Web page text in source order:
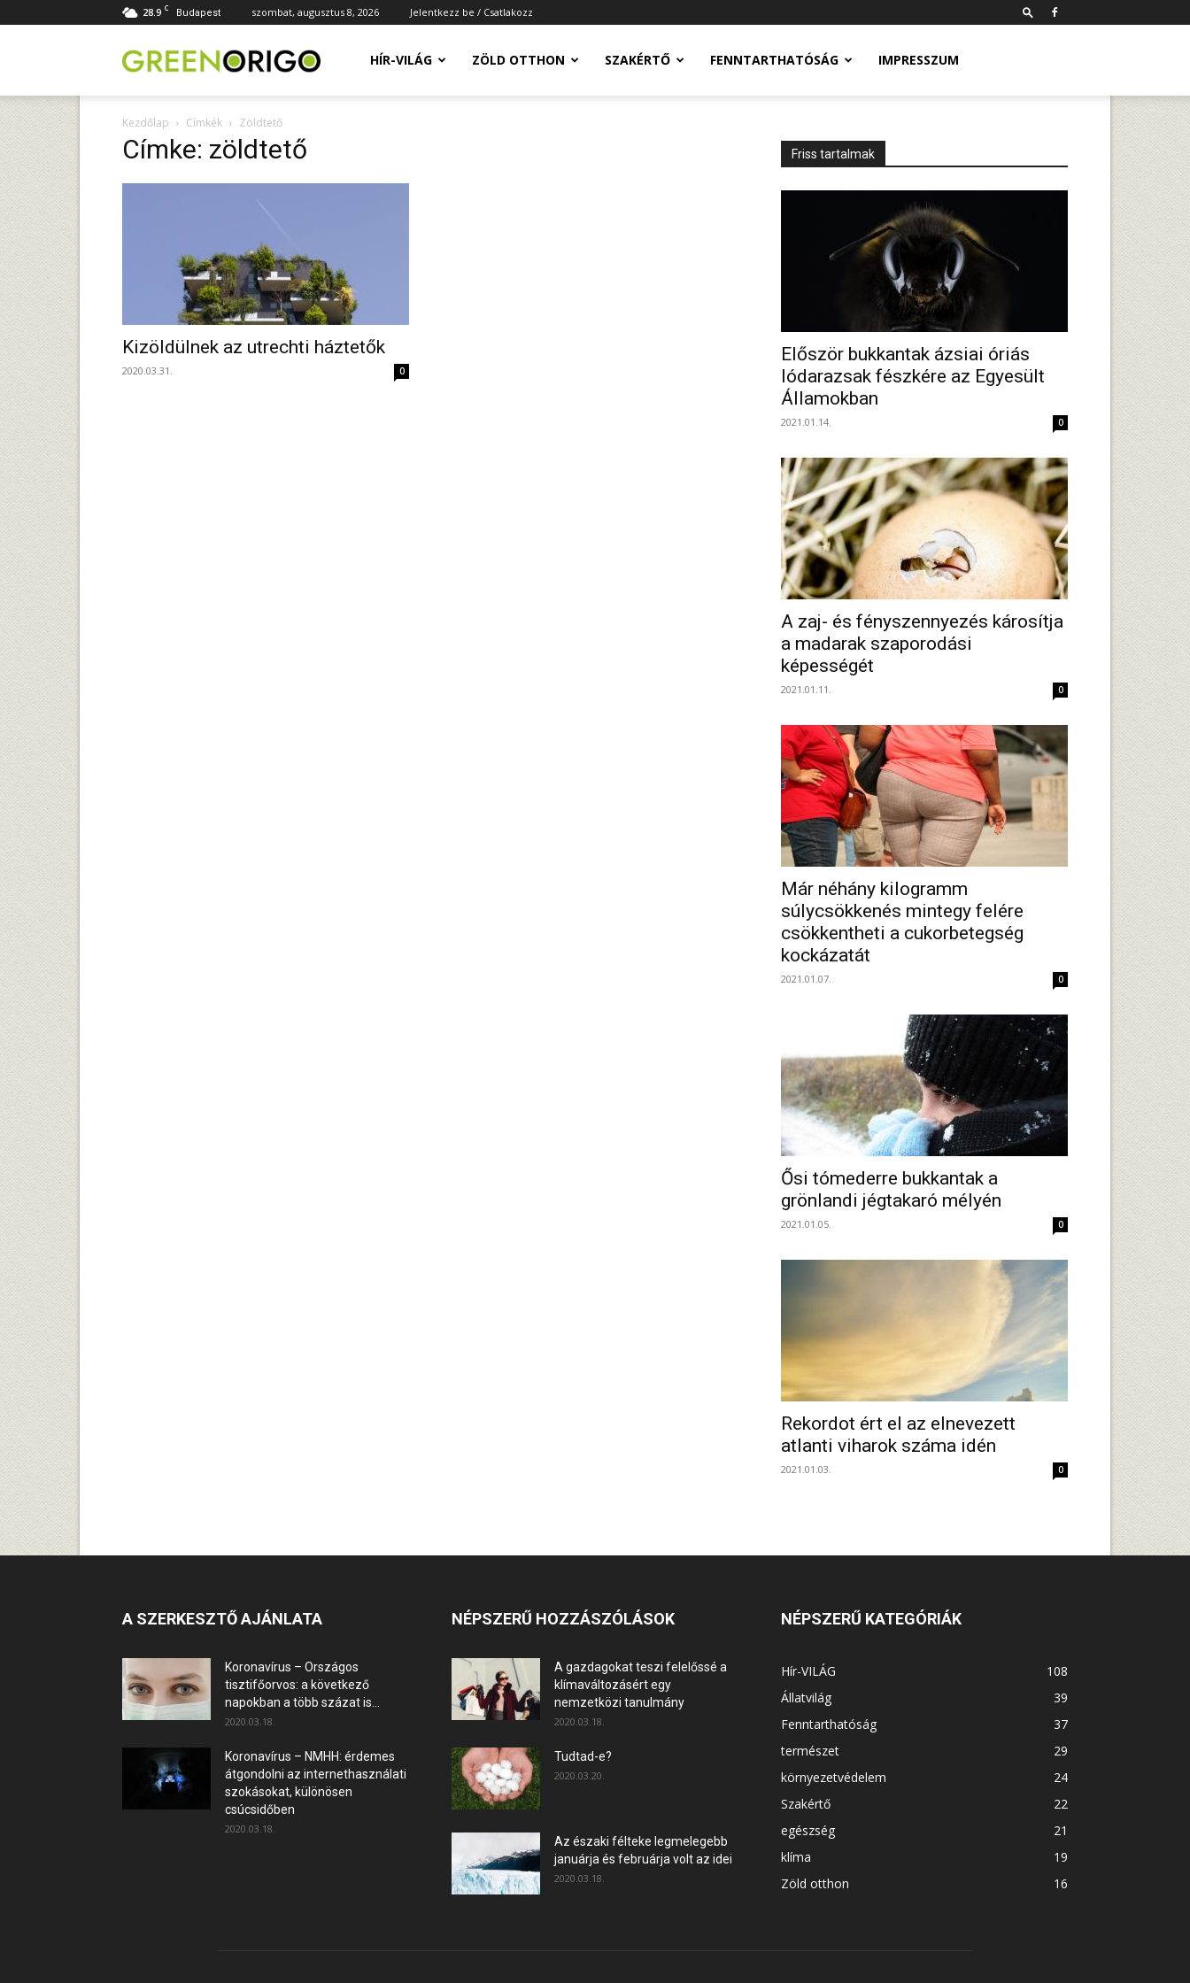
28.9 C Budapest szombat, augusztus 8, 2026 Jelentkezz be / Csatlakozz
Green HÍR-VILÁG ZÖLD OTTHON SZAKÉRTŐ FENNTARTHATÓSÁG IMPRESSZUM
Kezdőlap Címkék Zöldtető
Címke: zöldtető
Kizöldülnek az utrechti háztetők
2020.03.31. 0
Friss tartalmak
Először bukkantak ázsiai óriás
lódarazsak fészkére az Egyesült
Államokban
2021.01.14. 0
A zaj- és fényszennyezés károsítja
a madarak szaporodási
képességét
2021.01.11. 0
Már néhány kilogramm
súlycsökkenés mintegy felére
csökkentheti a cukorbetegség
kockázatát
2021.01.07. 0
Ősi tómederre bukkantak a
grönlandi jégtakaró mélyén
2021.01.05. 0
Rekordot ért el az elnevezett
atlanti viharok száma idén
2021.01.03. 0
A SZERKESZTŐ AJÁNLATA
Koronavírus – Országos
tisztifőorvos: a következő
napokban a több százat is...
2020.03.18.
Koronavírus – NMHH: érdemes
átgondolni az internethasználati
szokásokat, különösen
csúcsidőben
2020.03.18.
NÉPSZERŰ HOZZÁSZÓLÁSOK
A gazdagokat teszi felelőssé a
klímaváltozásért egy
nemzetközi tanulmány
2020.03.18.
Tudtad-e?
2020.03.20.
Az északi félteke legmelegebb
januárja és februárja volt az idei
2020.03.18.
NÉPSZERŰ KATEGÓRIÁK
Hír-VILÁG
108
Állatvilág
39
Fenntarthatóság
37
természet
29
környezetvédelem
24
Szakértő
22
egészség
21
klíma
19
Zöld otthon
16